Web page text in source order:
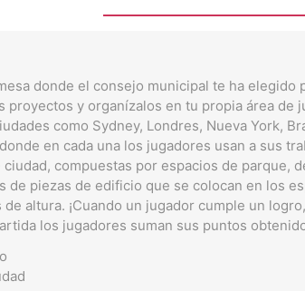
donde el consejo municipal te ha elegido
proyectos y organízalos en tu propia área de
como Sydney, Londres, Nueva York,
en cada una los jugadores usan a sus
compuestas por espacios de parque,
de piezas de edificio que se colocan en los
altura. ¡Cuando un jugador cumple un
los jugadores suman sus puntos